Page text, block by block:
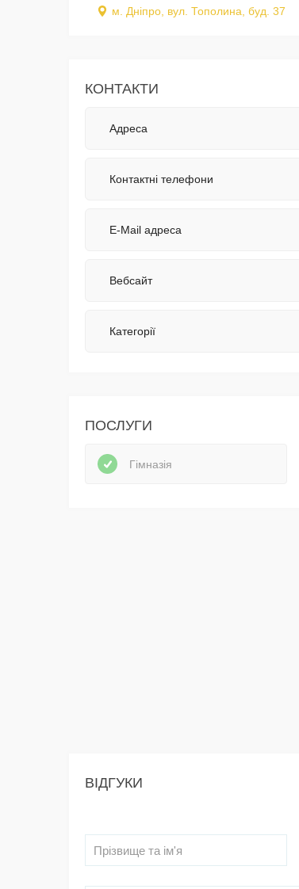
м. Дніпро, вул. Тополина, буд. 37
КОНТАКТИ
Адреса
Контактні телефони
E-Mail адреса
Вебсайт
Категорії
ПОСЛУГИ
Гімназія
ВІДГУКИ